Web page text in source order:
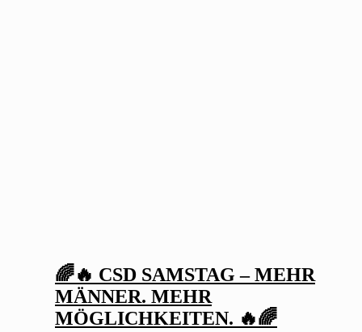
🌈🔥 CSD SAMSTAG – MEHR
MÄNNER. MEHR
MÖGLICHKEITEN. 🔥🌈